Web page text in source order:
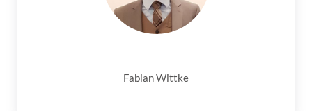
Fabian Wittke